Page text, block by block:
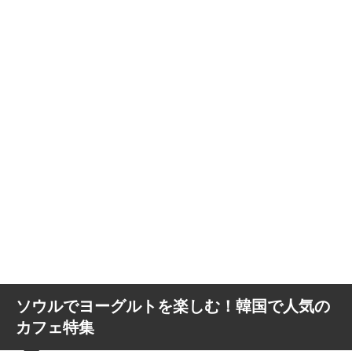
ソウルでヨーグルトを楽しむ！韓国で人気の
カフェ特集